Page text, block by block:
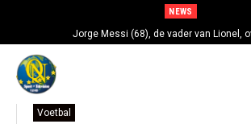
NEWS
Jorge Messi (68), de vader van Lionel,
Voetbal